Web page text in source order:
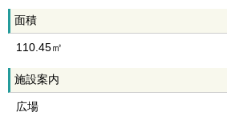
面積
110.45㎡
施設案内
広場